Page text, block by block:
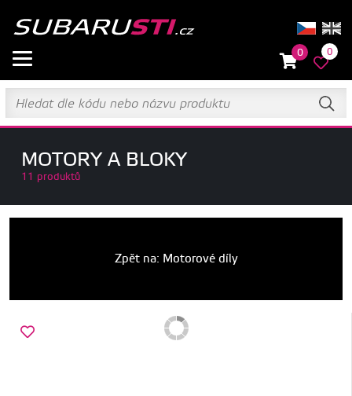
0 0
MOTORY A BLOKY
11 produktů
Zpět na: Motorové díly